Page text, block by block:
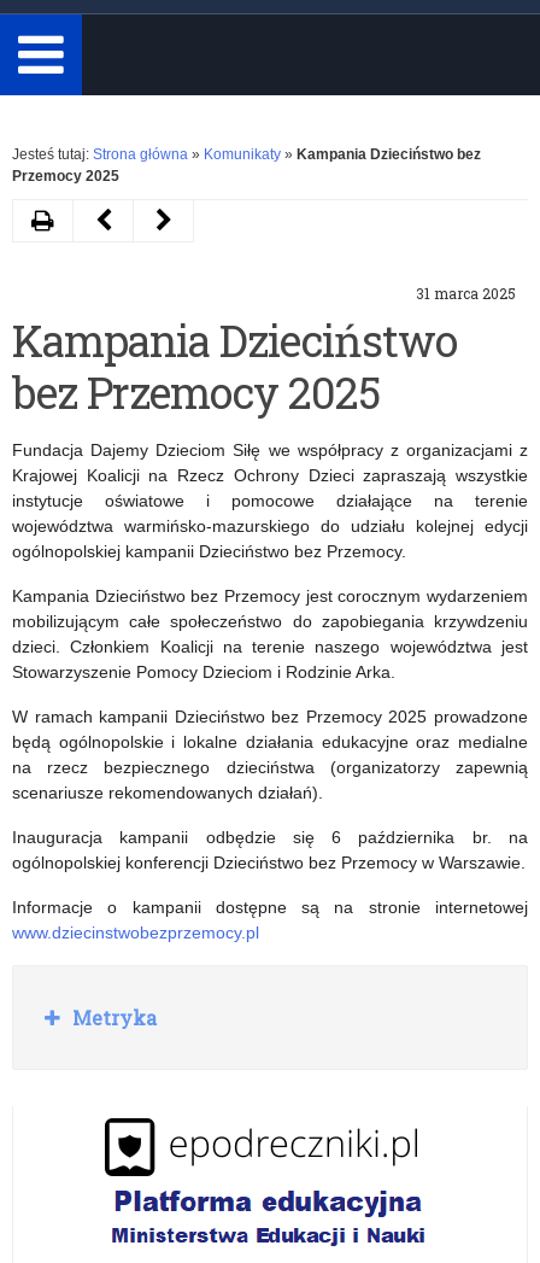
minimum
3
znaki.
Rozwiń
Jesteś tutaj: Strona główna » Komunikaty » Kampania Dzieciństwo bez
Przemocy 2025
31 marca 2025
Kampania Dzieciństwo
bez Przemocy 2025
Fundacja Dajemy Dzieciom Siłę we współpracy z organizacjami z
Krajowej Koalicji na Rzecz Ochrony Dzieci zapraszają wszystkie
instytucje oświatowe i pomocowe działające na terenie
województwa warmińsko-mazurskiego do udziału kolejnej edycji
ogólnopolskiej kampanii Dzieciństwo bez Przemocy.
Kampania Dzieciństwo bez Przemocy jest corocznym wydarzeniem
mobilizującym całe społeczeństwo do zapobiegania krzywdzeniu
dzieci. Członkiem Koalicji na terenie naszego województwa jest
Stowarzyszenie Pomocy Dzieciom i Rodzinie Arka.
W ramach kampanii Dzieciństwo bez Przemocy 2025 prowadzone
będą ogólnopolskie i lokalne działania edukacyjne oraz medialne
na rzecz bezpiecznego dzieciństwa (organizatorzy zapewnią
scenariusze rekomendowanych działań).
Inauguracja kampanii odbędzie się 6 października br. na
ogólnopolskiej konferencji Dzieciństwo bez Przemocy w Warszawie.
Informacje o kampanii dostępne są na stronie internetowej
www.dziecinstwobezprzemocy.pl
DrukujNastępny
„Szkoła
przyjazna
–
wsparcie,
bezpieczeństwo,
edukacja”
Poprzedni
na
kurs
zeszyt
pomagający
się
uczyć
R
o
Metryka